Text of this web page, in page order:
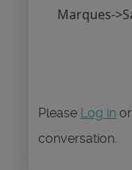
Marques-
Please Log in or
conversation.